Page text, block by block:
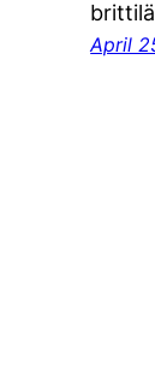
April